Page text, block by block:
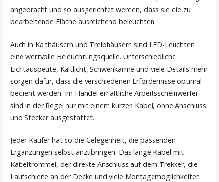
angebracht und so ausgerichtet werden, dass sie die zu
bearbeitende Fläche ausreichend beleuchten.
Auch in Kalthäusern und Treibhäusern sind LED-Leuchten
eine wertvolle Beleuchtungsquelle. Unterschiedliche
Lichtausbeute, Kaltlicht, Schwenkarme und viele Details mehr
sorgen dafür, dass die verschiedenen Erfordernisse optimal
bedient werden. Im Handel erhältliche Arbeitsscheinwerfer
sind in der Regel nur mit einem kurzen Kabel, ohne Anschluss
und Stecker ausgestattet.
Jeder Käufer hat so die Gelegenheit, die passenden
Ergänzungen selbst anzubringen. Das lange Kabel mit
Kabeltrommel, der direkte Anschluss auf dem Trekker, die
Laufschiene an der Decke und viele Montagemöglichkeiten